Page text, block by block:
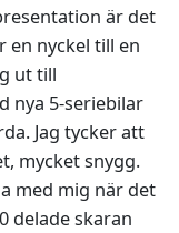
är det
en nyckel till en
ut till
nya 5-seriebilar
Jag tycker att
mycket snygg.
med mig när det
delade skaran